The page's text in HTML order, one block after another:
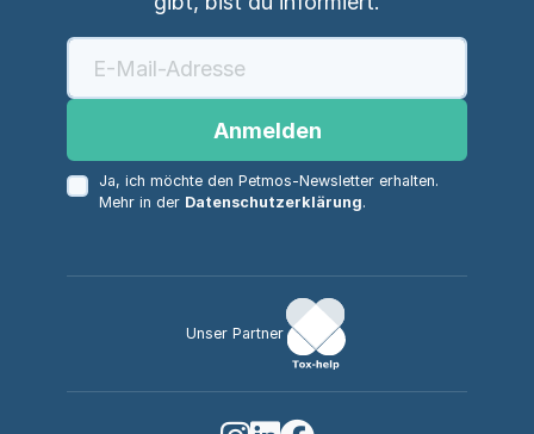
Anmelden
Ja, ich möchte den Petmos-Newsletter erhalten.
Mehr in der Datenschutzerklärung.
Unser Partner